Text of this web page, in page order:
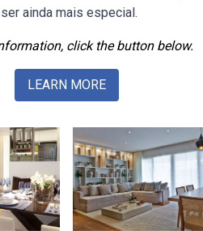
ainda mais especial.
click the button below.
LEARN MORE